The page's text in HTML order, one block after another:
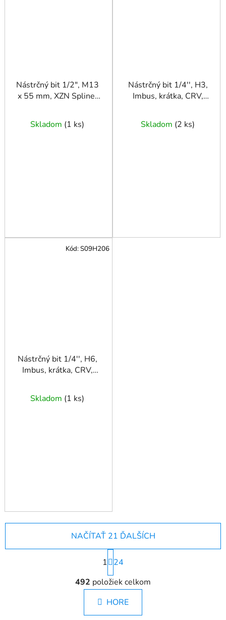
Nástrčný bit 1/2", M13
x 55 mm, XZN Spline,
TRIUMF
Skladom (1 ks)
Nástrčný bit 1/4'', H3,
Imbus, krátka, CRV,
Skladom (2 ks)
Nástrčný bit 1/4'', H6,
Imbus, krátka, CRV,
Skladom (1 ks)
Kód:S09H206
O
v
l
á
NAČÍTAŤ 21 ĎALŠÍCH
S
t
r
á
n
k
1
24
492 položiek celkom
HORE